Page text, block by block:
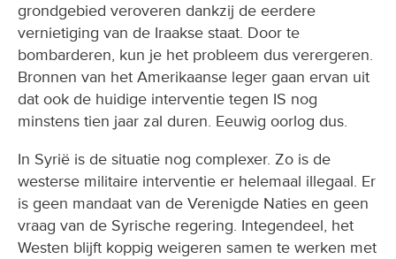
grondgebied veroveren dankzij de eerdere
vernietiging van de Iraakse staat. Door te
bombarderen, kun je het probleem dus verergeren.
Bronnen van het Amerikaanse leger gaan ervan uit
dat ook de huidige interventie tegen IS nog
minstens tien jaar zal duren. Eeuwig oorlog dus.
In Syrië is de situatie nog complexer. Zo is de
westerse militaire interventie er helemaal illegaal. Er
is geen mandaat van de Verenigde Naties en geen
vraag van de Syrische regering. Integendeel, het
Westen blijft koppig weigeren samen te werken met